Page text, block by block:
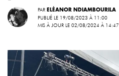
PAR ELÉANOR NDIAMBOURILA
PUBLIÉ LE 19/08/2023 À 11:00
MIS À JOUR LE 02/08/2024 À 14:47